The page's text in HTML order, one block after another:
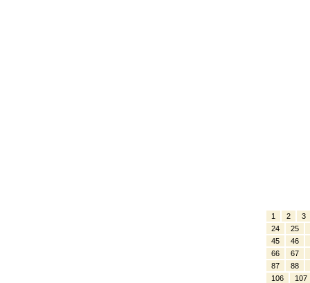
1 2
3
24
25
45
46
66
67
87
88
106
107